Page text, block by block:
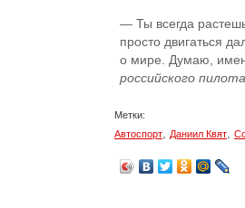
— Ты всегда
просто двигаться
о мире. Думаю,
российского
Метки:
Автоспорт
Даниил Квят